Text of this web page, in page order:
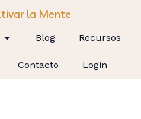
la Mente
Blog Recursos
Contacto Login